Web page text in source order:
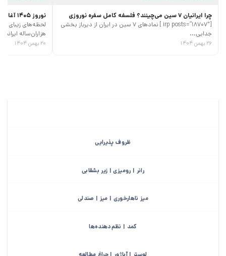
چرا ایرانیان 7 سین می‌چینند؟ فلسفه کامل سفره نوروزی
[irp posts=”18707″ ] نمادهای 7 سین در ایران از دیرباز بخشی
جدایی...
۲۶ بهمن ۱۴۰۴
نوروز 1405 آغازی پر جنب و جوش
هزاران‌ساله
۲۰ بهمن ۱۴۰۴
ظروف پذیرایی
رانر | رومیزی | زیر بشقابی
میز ناهارخوری | میز | صندلی
کمد | نظم‌دهنده‌ها
لوستر | آباژور | چراغ مطالعه